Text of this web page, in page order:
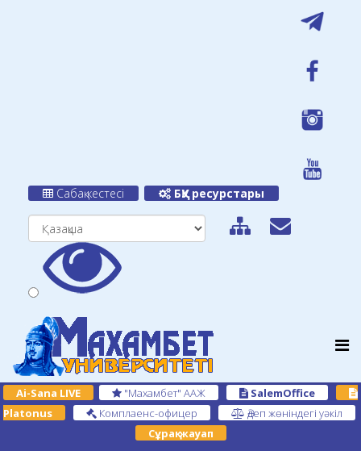
Сабақ кестесі БҚУ ресурстары
Ai-Sana LIVE "Махамбет" ААЖ
SalemOffice
Platonus
Комплаенс-офицер
Әдеп жөніндегі уәкіл
Сұрақ-жауап